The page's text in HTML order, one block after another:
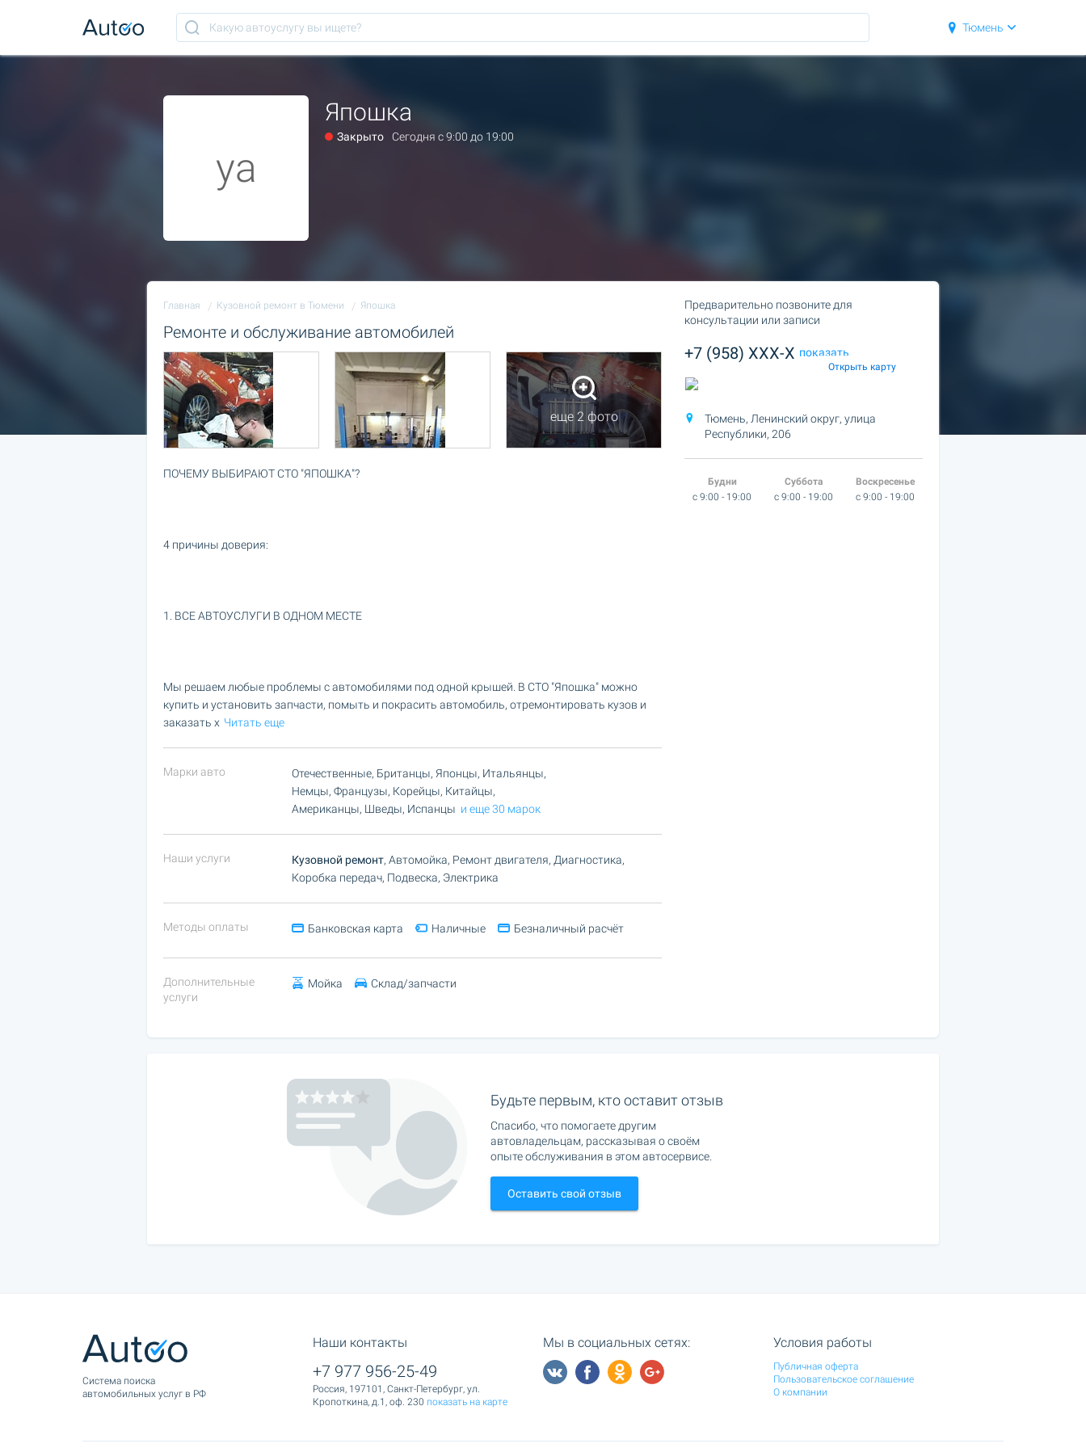
Тюмень
ya
Япошка
Закрыто Сегодня c 9:00 до 19:00
Предварительно позвоните для
консультации или записи
+7 (958) XXX-X показать
Открыть карту
Тюмень, Ленинский округ,улица
Республики, 206
Будни
c 9:00 - 19:00
Суббота
c 9:00 - 19:00
Воскресенье
c 9:00 - 19:00
Главная Кузовной ремонт в Тюмени Япошка
Ремонте и обслуживание автомобилей
еще 2 фото
ПОЧЕМУ ВЫБИРАЮТ СТО "ЯПОШКА"?
4 причины доверия:
1. ВСЕ АВТОУСЛУГИ В ОДНОМ МЕСТЕ
Мы решаем любые проблемы с автомобилями под одной крышей. В СТО "Япошка" можно
купить и установить запчасти, помыть и покрасить автомобиль, отремонтировать кузов и
заказать х Читать еще
Марки авто
Отечественные, Британцы, Японцы, Итальянцы,
Немцы, Французы, Корейцы, Китайцы,
Американцы, Шведы, Испанцы и еще 30 марок
Наши услуги Кузовной ремонт, Автомойка, Ремонт двигателя, Диагностика,
Коробка передач, Подвеска, Электрика
Методы оплаты Банковская карта Наличные Безналичный расчёт
Дополнительные
услуги
Мойка Склад/запчасти
Будьте первым, кто оставит отзыв
Спасибо, что помогаете другим
автовладельцам, рассказывая о своём
опыте обслуживания в этом автосервисе.
Оставить свой отзыв
Cистема поиска
автомобильных услуг в РФ
Наши контакты
+7 977 956-25-49
Россия, 197101, Санкт-Петербург, ул.
Кропоткина, д.1, оф. 230 показать на карте
Мы в социальных сетях: Условия работы
Публичная оферта
Пользовательское соглашение
О компании